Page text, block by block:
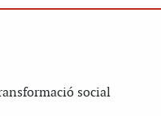
social